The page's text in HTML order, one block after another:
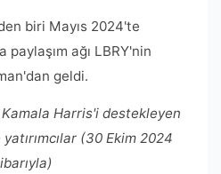
biri Mayıs 2024'te
ağı LBRY'nin
geldi.
Harris'i destekleyen
(30 Ekim 2024